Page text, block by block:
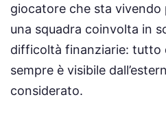
giocatore che sta vivendo
una squadra coinvolta in
difficoltà finanziarie: tutto
sempre è visibile
considerato.